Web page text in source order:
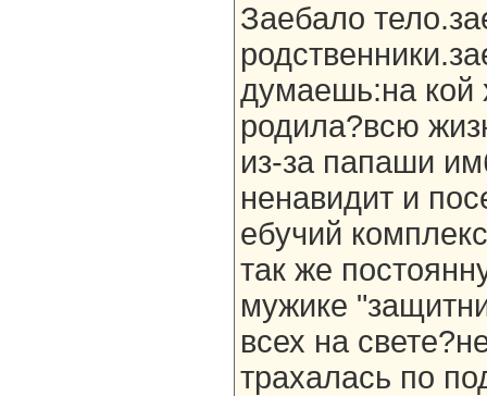
Заебало
думаешь:на кой
родила?всю
из-за папаши
ненавидит и
ебучий
так же
мужике
всех на
трахалась по